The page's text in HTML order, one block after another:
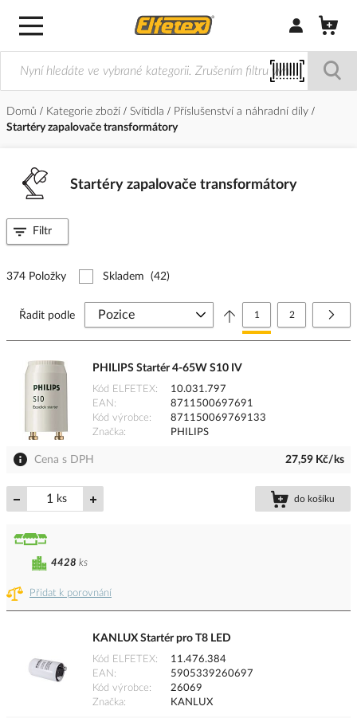
Přihlásit/
Domů Kategorie zboží Svítidla
Příslušenství a náhradní díly
Startéry zapalovače transformátory
Startéry zapalovače transformátory
374 Položky Skladem (42)
Stránka
Právě si prohlížíte
1 Stránka
2
Řadit podle
PHILIPS Startér 4-65W S10 IV
Kód ELFETEX
10.031.797
EAN
8711500697691
Kód výrobce
871150069769133
Značka
PHILIPS
Cena s DPH 27,59 Kč/ks
ks do košíku
Přidat k porovnání
4428 ks
KANLUX Startér pro T8 LED
Kód ELFETEX
11.476.384
EAN
5905339260697
Kód výrobce
26069
Značka
KANLUX
Filtr